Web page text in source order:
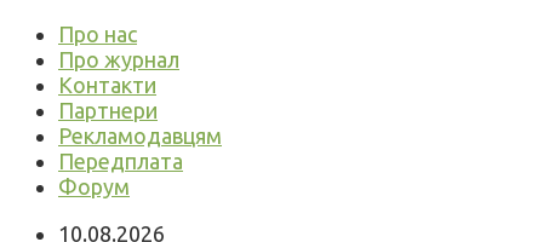
Про нас
Про журнал
Контакти
Партнери
Рекламодавцям
Передплата
Форум
10.08.2026